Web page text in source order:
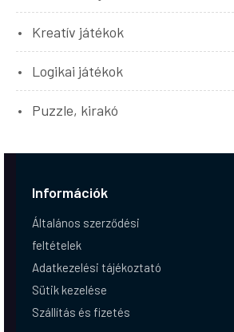
Kreatív játékok
Logikai játékok
Puzzle, kirakó
Információk
Általános szerződési
feltételek
Adatkezelési tájékoztató
Sütik kezelése
Szállítás és fizetés